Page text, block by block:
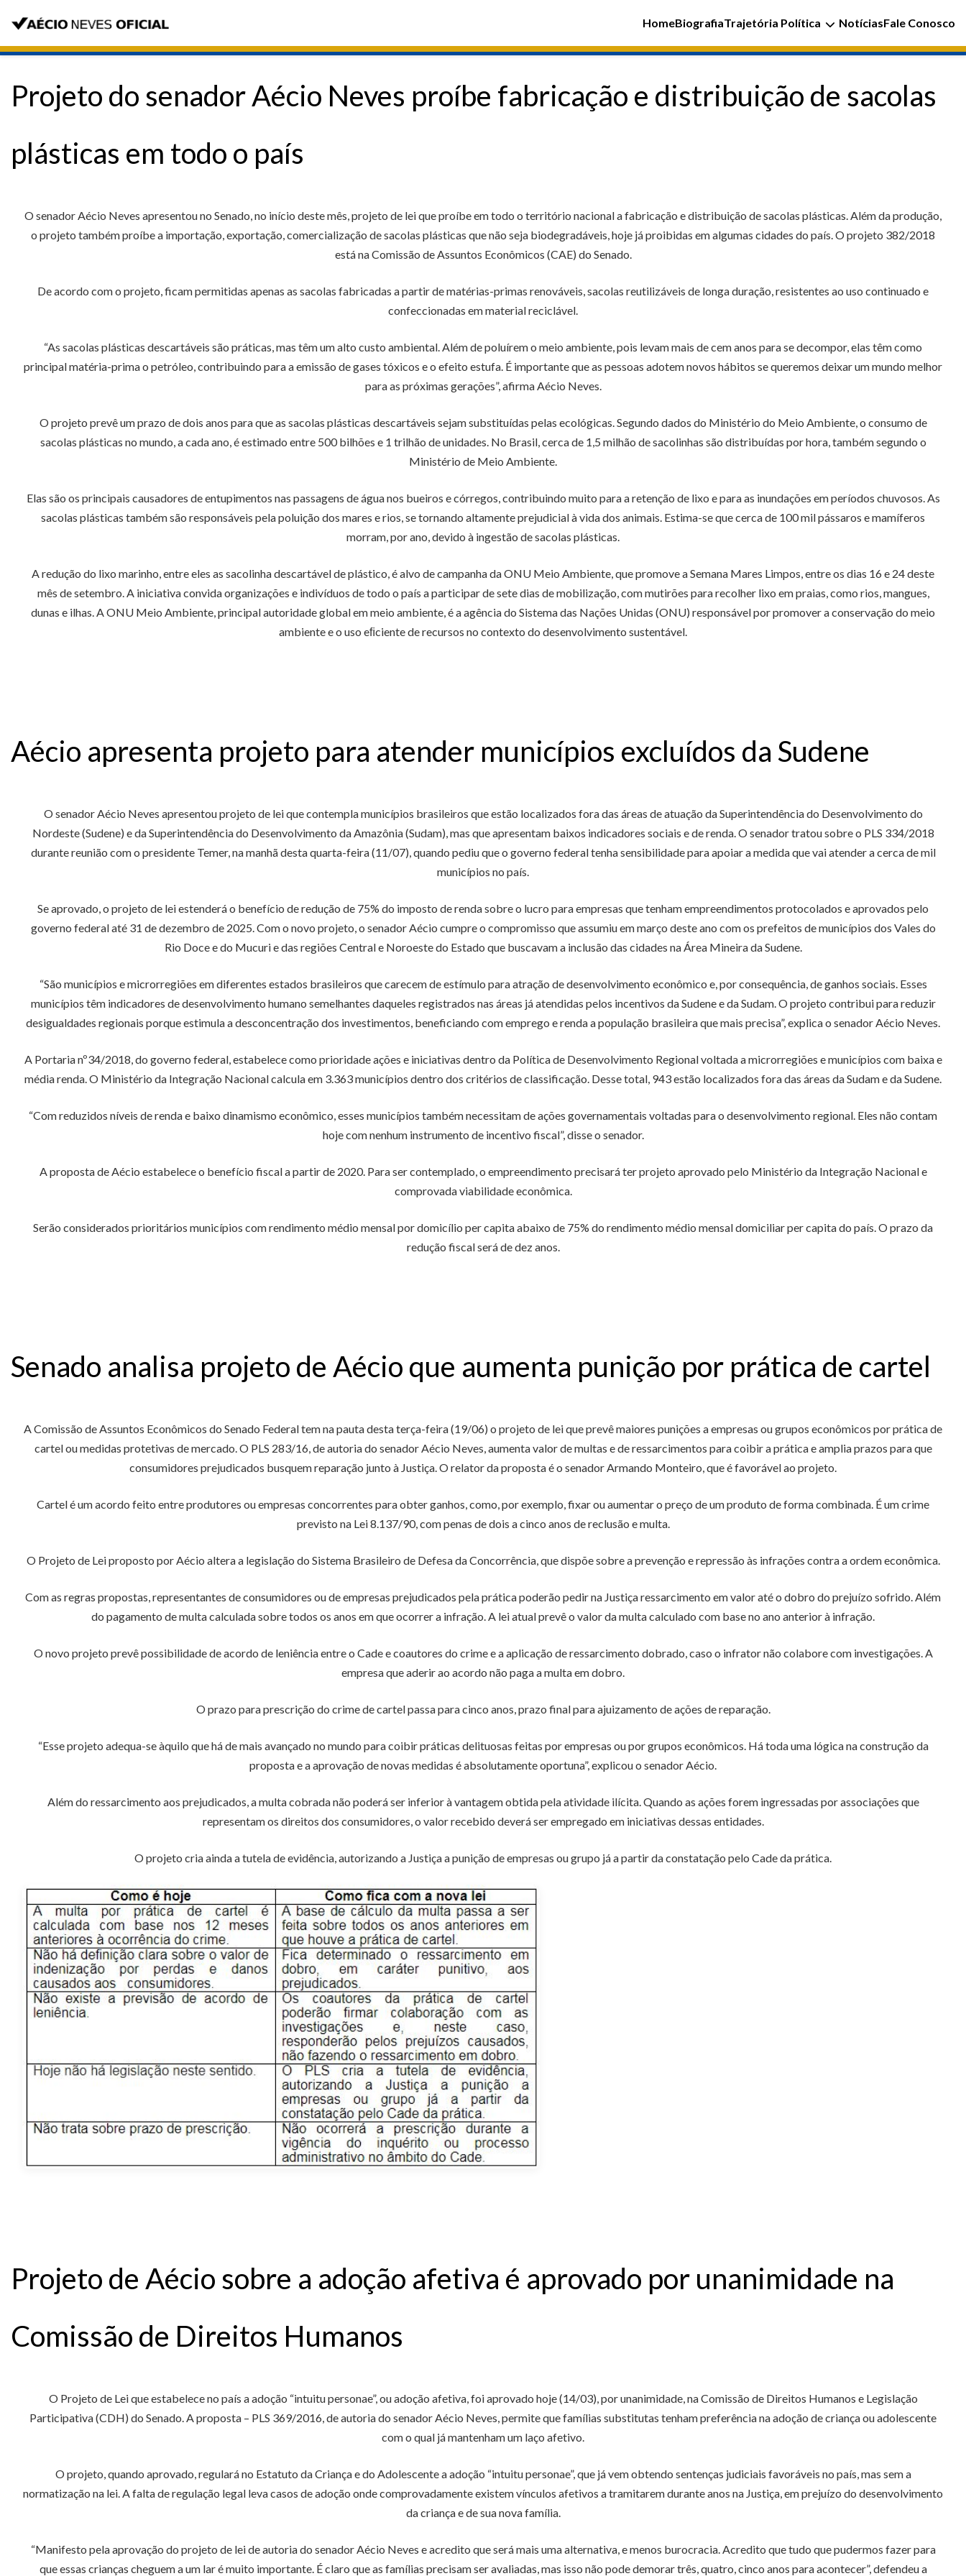
HomeBiografiaTrajetória Política NotíciasFale Conosco
Projeto do senador Aécio Neves proíbe fabricação e distribuição de sacolas
plásticas em todo o país
O senador Aécio Neves apresentou no Senado, no início deste mês, projeto de lei que proíbe em todo o território nacional a fabricação e distribuição de sacolas plásticas. Além da produção,
o projeto também proíbe a importação, exportação, comercialização de sacolas plásticas que não seja biodegradáveis, hoje já proibidas em algumas cidades do país. O projeto 382/2018
está na Comissão de Assuntos Econômicos (CAE) do Senado.
De acordo com o projeto, ficam permitidas apenas as sacolas fabricadas a partir de matérias-primas renováveis, sacolas reutilizáveis de longa duração, resistentes ao uso continuado e
confeccionadas em material reciclável.
“As sacolas plásticas descartáveis são práticas, mas têm um alto custo ambiental. Além de poluírem o meio ambiente, pois levam mais de cem anos para se decompor, elas têm como
principal matéria-prima o petróleo, contribuindo para a emissão de gases tóxicos e o efeito estufa. É importante que as pessoas adotem novos hábitos se queremos deixar um mundo melhor
para as próximas gerações”, afirma Aécio Neves.
O projeto prevê um prazo de dois anos para que as sacolas plásticas descartáveis sejam substituídas pelas ecológicas. Segundo dados do Ministério do Meio Ambiente, o consumo de
sacolas plásticas no mundo, a cada ano, é estimado entre 500 bilhões e 1 trilhão de unidades. No Brasil, cerca de 1,5 milhão de sacolinhas são distribuídas por hora, também segundo o
Ministério de Meio Ambiente.
Elas são os principais causadores de entupimentos nas passagens de água nos bueiros e córregos, contribuindo muito para a retenção de lixo e para as inundações em períodos chuvosos. As
sacolas plásticas também são responsáveis pela poluição dos mares e rios, se tornando altamente prejudicial à vida dos animais. Estima-se que cerca de 100 mil pássaros e mamíferos
morram, por ano, devido à ingestão de sacolas plásticas.
A redução do lixo marinho, entre eles as sacolinha descartável de plástico, é alvo de campanha da ONU Meio Ambiente, que promove a Semana Mares Limpos, entre os dias 16 e 24 deste
mês de setembro. A iniciativa convida organizações e indivíduos de todo o país a participar de sete dias de mobilização, com mutirões para recolher lixo em praias, como rios, mangues,
dunas e ilhas. A ONU Meio Ambiente, principal autoridade global em meio ambiente, é a agência do Sistema das Nações Unidas (ONU) responsável por promover a conservação do meio
ambiente e o uso eﬁciente de recursos no contexto do desenvolvimento sustentável.
Aécio apresenta projeto para atender municípios excluídos da Sudene
O senador Aécio Neves apresentou projeto de lei que contempla municípios brasileiros que estão localizados fora das áreas de atuação da Superintendência do Desenvolvimento do
Nordeste (Sudene) e da Superintendência do Desenvolvimento da Amazônia (Sudam), mas que apresentam baixos indicadores sociais e de renda. O senador tratou sobre o PLS 334/2018
durante reunião com o presidente Temer, na manhã desta quarta-feira (11/07), quando pediu que o governo federal tenha sensibilidade para apoiar a medida que vai atender a cerca de mil
municípios no país.
Se aprovado, o projeto de lei estenderá o benefício de redução de 75% do imposto de renda sobre o lucro para empresas que tenham empreendimentos protocolados e aprovados pelo
governo federal até 31 de dezembro de 2025. Com o novo projeto, o senador Aécio cumpre o compromisso que assumiu em março deste ano com os prefeitos de municípios dos Vales do
Rio Doce e do Mucuri e das regiões Central e Noroeste do Estado que buscavam a inclusão das cidades na Área Mineira da Sudene.
“São municípios e microrregiões em diferentes estados brasileiros que carecem de estímulo para atração de desenvolvimento econômico e, por consequência, de ganhos sociais. Esses
municípios têm indicadores de desenvolvimento humano semelhantes daqueles registrados nas áreas já atendidas pelos incentivos da Sudene e da Sudam. O projeto contribui para reduzir
desigualdades regionais porque estimula a desconcentração dos investimentos, beneficiando com emprego e renda a população brasileira que mais precisa”, explica o senador Aécio Neves.
A Portaria nº34/2018, do governo federal, estabelece como prioridade ações e iniciativas dentro da Política de Desenvolvimento Regional voltada a microrregiões e municípios com baixa e
média renda. O Ministério da Integração Nacional calcula em 3.363 municípios dentro dos critérios de classificação. Desse total, 943 estão localizados fora das áreas da Sudam e da Sudene.
“Com reduzidos níveis de renda e baixo dinamismo econômico, esses municípios também necessitam de ações governamentais voltadas para o desenvolvimento regional. Eles não contam
hoje com nenhum instrumento de incentivo fiscal”, disse o senador.
A proposta de Aécio estabelece o benefício fiscal a partir de 2020. Para ser contemplado, o empreendimento precisará ter projeto aprovado pelo Ministério da Integração Nacional e
comprovada viabilidade econômica.
Serão considerados prioritários municípios com rendimento médio mensal por domicílio per capita abaixo de 75% do rendimento médio mensal domiciliar per capita do país. O prazo da
redução fiscal será de dez anos.
Senado analisa projeto de Aécio que aumenta punição por prática de cartel
A Comissão de Assuntos Econômicos do Senado Federal tem na pauta desta terça-feira (19/06) o projeto de lei que prevê maiores punições a empresas ou grupos econômicos por prática de
cartel ou medidas protetivas de mercado. O PLS 283/16, de autoria do senador Aécio Neves, aumenta valor de multas e de ressarcimentos para coibir a prática e amplia prazos para que
consumidores prejudicados busquem reparação junto à Justiça. O relator da proposta é o senador Armando Monteiro, que é favorável ao projeto.
Cartel é um acordo feito entre produtores ou empresas concorrentes para obter ganhos, como, por exemplo, fixar ou aumentar o preço de um produto de forma combinada. É um crime
previsto na Lei 8.137/90, com penas de dois a cinco anos de reclusão e multa.
O Projeto de Lei proposto por Aécio altera a legislação do Sistema Brasileiro de Defesa da Concorrência, que dispõe sobre a prevenção e repressão às infrações contra a ordem econômica.
Com as regras propostas, representantes de consumidores ou de empresas prejudicados pela prática poderão pedir na Justiça ressarcimento em valor até o dobro do prejuízo sofrido. Além
do pagamento de multa calculada sobre todos os anos em que ocorrer a infração. A lei atual prevê o valor da multa calculado com base no ano anterior à infração.
O novo projeto prevê possibilidade de acordo de leniência entre o Cade e coautores do crime e a aplicação de ressarcimento dobrado, caso o infrator não colabore com investigações. A
empresa que aderir ao acordo não paga a multa em dobro.
O prazo para prescrição do crime de cartel passa para cinco anos, prazo final para ajuizamento de ações de reparação.
“Esse projeto adequa-se àquilo que há de mais avançado no mundo para coibir práticas delituosas feitas por empresas ou por grupos econômicos. Há toda uma lógica na construção da
proposta e a aprovação de novas medidas é absolutamente oportuna”, explicou o senador Aécio.
Além do ressarcimento aos prejudicados, a multa cobrada não poderá ser inferior à vantagem obtida pela atividade ilícita. Quando as ações forem ingressadas por associações que
representam os direitos dos consumidores, o valor recebido deverá ser empregado em iniciativas dessas entidades.
O projeto cria ainda a tutela de evidência, autorizando a Justiça a punição de empresas ou grupo já a partir da constatação pelo Cade da prática.
Projeto de Aécio sobre a adoção afetiva é aprovado por unanimidade na
Comissão de Direitos Humanos
O Projeto de Lei que estabelece no país a adoção “intuitu personae”, ou adoção afetiva, foi aprovado hoje (14/03), por unanimidade, na Comissão de Direitos Humanos e Legislação
Participativa (CDH) do Senado. A proposta – PLS 369/2016, de autoria do senador Aécio Neves, permite que famílias substitutas tenham preferência na adoção de criança ou adolescente
com o qual já mantenham um laço afetivo.
O projeto, quando aprovado, regulará no Estatuto da Criança e do Adolescente a adoção “intuitu personae”, que já vem obtendo sentenças judiciais favoráveis no país, mas sem a
normatização na lei. A falta de regulação legal leva casos de adoção onde comprovadamente existem vínculos afetivos a tramitarem durante anos na Justiça, em prejuízo do desenvolvimento
da criança e de sua nova família.
“Manifesto pela aprovação do projeto de lei de autoria do senador Aécio Neves e acredito que será mais uma alternativa, e menos burocracia. Acredito que tudo que pudermos fazer para
que essas crianças cheguem a um lar é muito importante. É claro que as famílias precisam ser avaliadas, mas isso não pode demorar três, quatro, cinco anos para acontecer”, defendeu a